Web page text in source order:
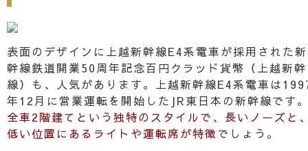
表面のデザインに上越新幹線E4系電車が採用された新
幹線鉄道開業50周年記念百円クラッド貨幣（上越新幹
線）も、人気があります。上越新幹線E4系電車は
年12月に営業運転を開始したJR東日本の新幹線です
全車2階建てという独特のスタイルで、長いノーズと
低い位置にあるライトや運転席が特徴でしょう。